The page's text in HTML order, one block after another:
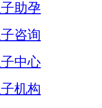
助孕
咨询
中心
机构